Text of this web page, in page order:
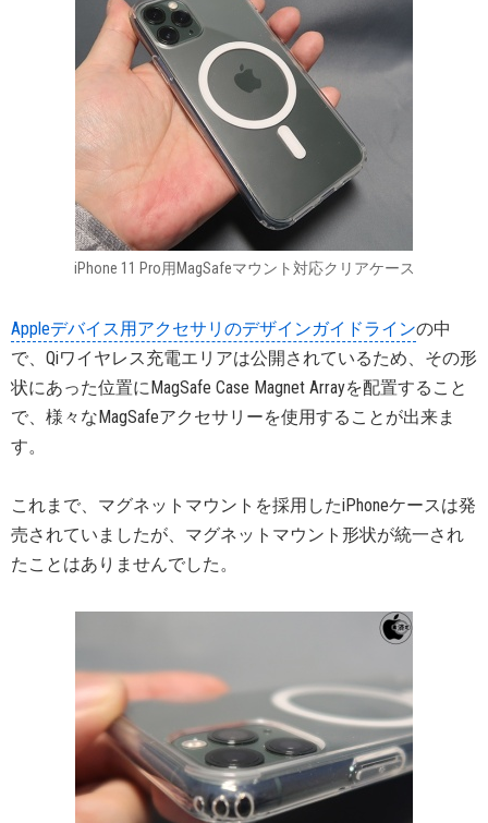
iPhone 11 Pro用MagSafeマウント対応クリアケース
Appleデバイス用アクセサリのデザインガイドラインの中
で、Qiワイヤレス充電エリアは公開されているため、その形
状にあった位置にMagSafe Case Magnet Arrayを配置すること
で、様々なMagSafeアクセサリーを使用することが出来ま
す。
これまで、マグネットマウントを採用したiPhoneケースは発
売されていましたが、マグネットマウント形状が統一され
たことはありませんでした。